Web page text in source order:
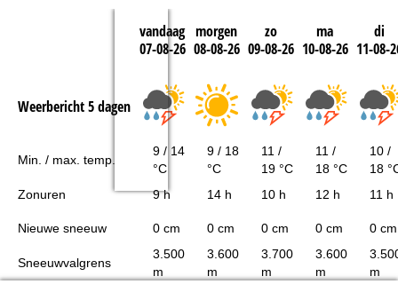
vandaag
07-08-26
morgen
08-08-26
zo
09-08-26
ma
10-08-26
di
11-08-
Weerbericht 5 dagen
Min. / max. temp.
9 / 14
°C
9 / 18
°C
11 /
19 °C
11 /
18 °C
10 /
18
Zonuren
9 h 14 h 10 h 12 h 11 h
Nieuwe sneeuw 0 cm 0 cm 0 cm 0 cm 0 cm
Sneeuwvalgrens
3.500
m
3.600
m
3.700
m
3.600
m
m